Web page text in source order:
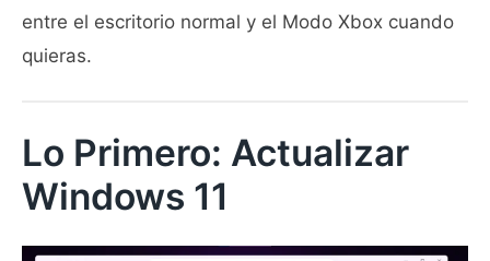
entre el escritorio normal y el Modo Xbox cuando
quieras.
Lo Primero: Actualizar
Windows 11